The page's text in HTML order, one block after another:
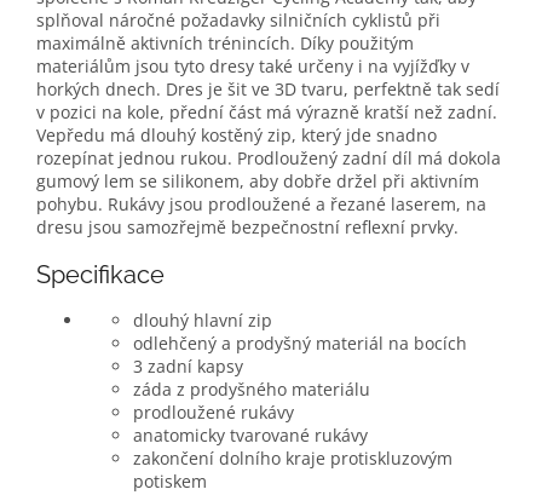
splňoval náročné požadavky silničních cyklistů při
maximálně aktivních trénincích. Díky použitým
materiálům jsou tyto dresy také určeny i na vyjížďky v
horkých dnech. Dres je šit ve 3D tvaru, perfektně tak sedí
v pozici na kole, přední část má výrazně kratší než zadní.
Vepředu má dlouhý kostěný zip, který jde snadno
rozepínat jednou rukou. Prodloužený zadní díl má dokola
gumový lem se silikonem, aby dobře držel při aktivním
pohybu. Rukávy jsou prodloužené a řezané laserem, na
dresu jsou samozřejmě bezpečnostní reflexní prvky.
Specifikace
dlouhý hlavní zip
odlehčený a prodyšný materiál na bocích
3 zadní kapsy
záda z prodyšného materiálu
prodloužené rukávy
anatomicky tvarované rukávy
zakončení dolního kraje protiskluzovým
potiskem